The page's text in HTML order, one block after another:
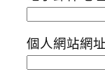
個人網站網址